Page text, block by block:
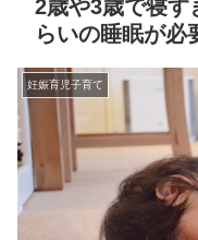
2歳や3歳で寝す
らいの睡眠が必
妊娠育児子育て